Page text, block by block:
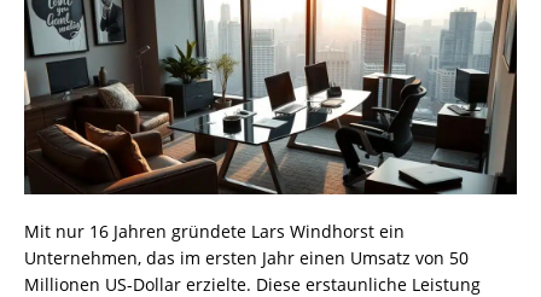
Mit nur 16 Jahren gründete Lars Windhorst ein
Unternehmen, das im ersten Jahr einen Umsatz von 50
Millionen US-Dollar erzielte. Diese erstaunliche Leistung